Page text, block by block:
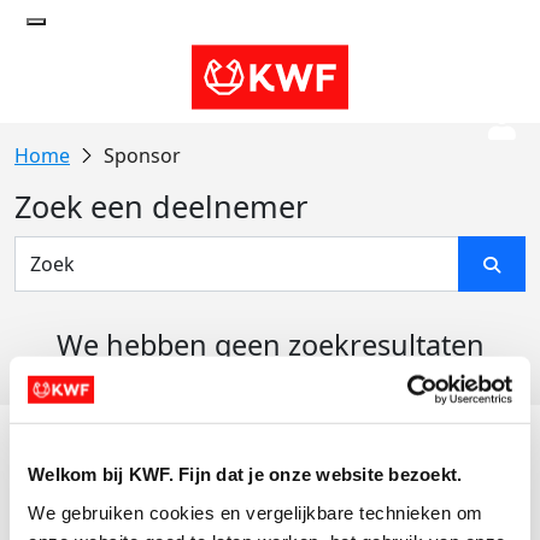
Welkom bij KWF. Fijn dat je onze website bezoekt.
We gebruiken cookies en vergelijkbare technieken om
Sponsor
Zoek een deelnemer
We hebben geen zoekresultaten
Actiematerialen
Evenementen